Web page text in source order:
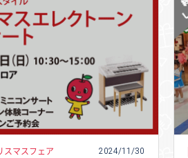
スマスフェア 2024/11/30